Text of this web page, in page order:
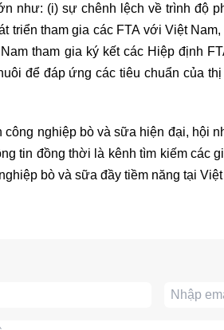
như: (i) sự chênh lệch về trình độ
triển tham gia các FTA với Việt
tham gia ký kết các Hiệp định
để đáp ứng các tiêu chuẩn của
công nghiệp bò và sữa hiện đại, hội
tin đồng thời là kênh tìm kiếm các
bò và sữa đầy tiềm năng tại Việt